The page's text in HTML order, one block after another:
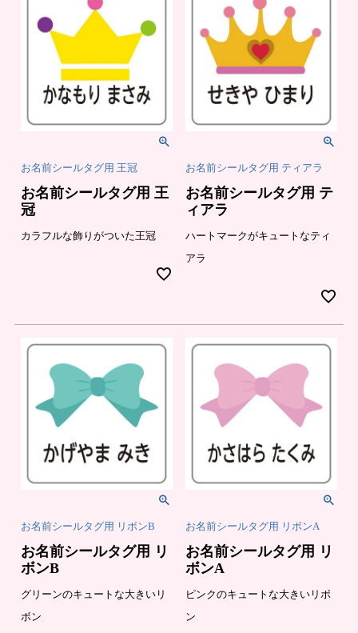
お名前シールタグ用 王冠
お名前シールタグ用 王
冠
カラフルな飾りがついた王冠
お名前シールタグ用 ティアラ
お名前シールタグ用 テ
ィアラ
ハートマークがキュートなティ
アラ
お名前シールタグ用 リボンB
お名前シールタグ用 リ
ボンB
グリーンのキュートな大きいリ
ボン
お名前シールタグ用 リボンA
お名前シールタグ用 リ
ボンA
ピンクのキュートな大きいリボ
ン